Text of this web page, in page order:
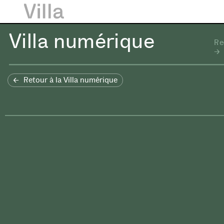
Villa numérique
Retour à la Villa numérique